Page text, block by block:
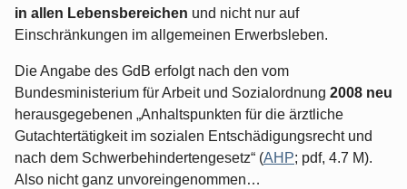
in allen Lebensbereichen und nicht nur auf
Einschränkungen im allgemeinen Erwerbsleben.
Die Angabe des GdB erfolgt nach den vom
Bundesministerium für Arbeit und Sozialordnung 2008 neu
herausgegebenen „Anhaltspunkten für die ärztliche
Gutachtertätigkeit im sozialen Entschädigungsrecht und
nach dem Schwerbehindertengesetz“ (AHP; pdf, 4.7 M).
Also nicht ganz unvoreingenommen…